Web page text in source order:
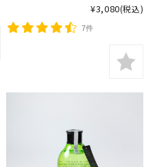
¥3,080(税込)
7件